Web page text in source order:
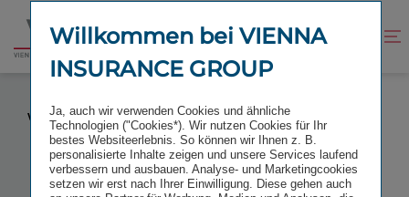
Inhalt
springen
Fußzeile
springen
Zur
Startseite
Kontrast
VIENNA INSURANCE GROUP KAUFT GOTHAER
VERSICHERUNGSGESELLSCHAFT IN POLEN
Willkommen bei VIENNA
INSURANCE GROUP
Ja, auch wir verwenden Cookies und ähnliche
Technologien ("Cookies*). Wir nutzen Cookies für Ihr
bestes Websiteerlebnis. So können wir Ihnen z. B.
personalisierte Inhalte zeigen und unsere Services laufend
verbessern und ausbauen. Analyse- und Marketingcookies
setzen wir erst nach Ihrer Einwilligung. Diese gehen auch